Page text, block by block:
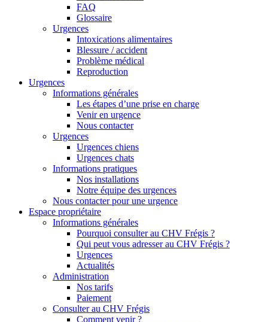
FAQ
Glossaire
Urgences
Intoxications alimentaires
Blessure / accident
Problème médical
Reproduction
Urgences
Informations générales
Les étapes d’une prise en charge
Venir en urgence
Nous contacter
Urgences
Urgences chiens
Urgences chats
Informations pratiques
Nos installations
Notre équipe des urgences
Nous contacter pour une urgence
Espace propriétaire
Informations générales
Pourquoi consulter au CHV Frégis ?
Qui peut vous adresser au CHV Frégis ?
Urgences
Actualités
Administration
Nos tarifs
Paiement
Consulter au CHV Frégis
Comment venir ?